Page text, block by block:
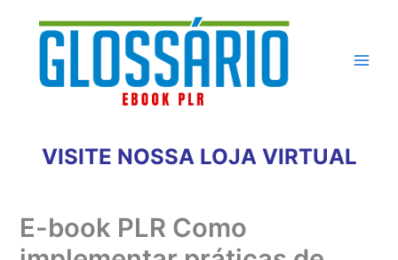
conteúdo
VISITE NOSSA LOJA VIRTUAL
E-book PLR Como